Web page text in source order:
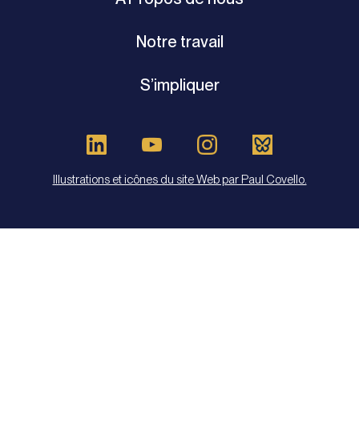
Notre travail
S’impliquer
Illustrations et icônes du site Web par Paul Covello.